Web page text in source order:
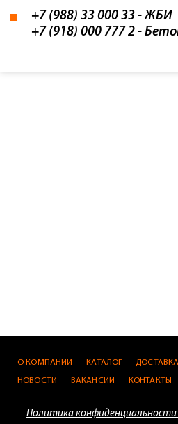
+7 (988) 33 000 33 - ЖБИ
+7 (918) 000 777 2 -
О КОМПАНИИ КАТАЛОГ ДОСТАВКА
НОВОСТИ
ВАКАНСИИ КОНТАКТЫ
Политика